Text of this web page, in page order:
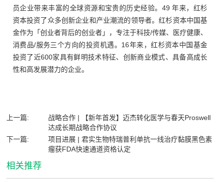
员企业带来丰富的全球资源和宝贵的历史经验。49 年来，红杉
资本投资了众多创新企业和产业潮流的领导者。红杉资本中国基
金作为「创业者背后的创业者」，专注于科技/传媒、医疗健康、
消费品/服务三个方向的投资机遇。16年来，红杉资本中国基金
投资了近600家具有鲜明技术特征、创新商业模式、具备高成长
性和高发展潜力的企业。
上一篇:
战略合作 | 【新年首发】迈杰转化医学与春天Proswell
达成长期战略合作协议
下一篇:
项目进展 | 君实生物特瑞普利单抗一线治疗黏膜黑色素
瘤获FDA快速通道资格认定
相关推荐